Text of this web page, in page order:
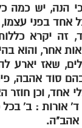
יא
יב
יג
יד
טו
כי הנה, יש כמה
אחד בפני
זה יקרא
אחר, והוא
שאז יארע
סוד אהבה,
אחד, וכן חוזר
אורות : ב' בכל
אהב"ה.